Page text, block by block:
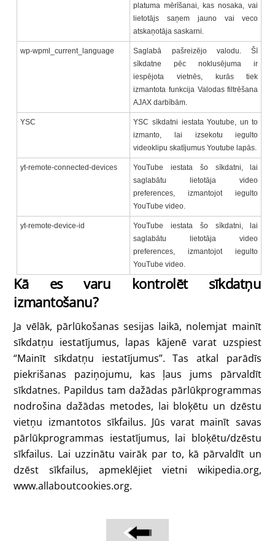
platuma mērīšanai, kas nosaka, vai
lietotājs saņem jauno vai veco
atskaņotāja saskarni.
wp-wpml_current_language
Saglabā pašreizējo valodu. Šī
sīkdatne pēc noklusējuma ir
iespējota vietnēs, kurās tiek
izmantota funkcija Valodas filtrēšana
AJAX darbībām.
YSC
YSC sīkdatni iestata Youtube, un to
izmanto, lai izsekotu iegulto
videoklipu skatījumus Youtube lapās.
yt-remote-connected-devices
YouTube iestata šo sīkdatni, lai
saglabātu lietotāja video
preferences, izmantojot iegulto
YouTube video.
yt-remote-device-id
YouTube iestata šo sīkdatni, lai
saglabātu lietotāja video
preferences, izmantojot iegulto
YouTube video.
Kā es varu kontrolēt sīkdatņu
izmantošanu?
Ja vēlāk, pārlūkošanas sesijas laikā, nolemjat mainīt
sīkdatņu iestatījumus, lapas kājenē varat uzspiest
“Mainīt sīkdatņu iestatījumus”. Tas atkal parādīs
piekrišanas paziņojumu, kas ļaus jums pārvaldīt
sīkdatnes. Papildus tam dažādas pārlūkprogrammas
nodrošina dažādas metodes, lai bloķētu un dzēstu
vietņu izmantotos sīkfailus. Jūs varat mainīt savas
pārlūkprogrammas iestatījumus, lai bloķētu/dzēstu
sīkfailus. Lai uzzinātu vairāk par to, kā pārvaldīt un
dzēst sīkfailus, apmeklējiet vietni wikipedia.org,
www.allaboutcookies.org.